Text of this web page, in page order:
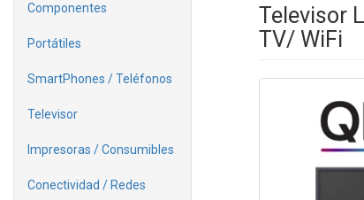
Componentes
Portátiles
SmartPhones / Teléfonos
Televisor
Impresoras / Consumibles
Conectividad / Redes
Televisor
TV/ WiFi